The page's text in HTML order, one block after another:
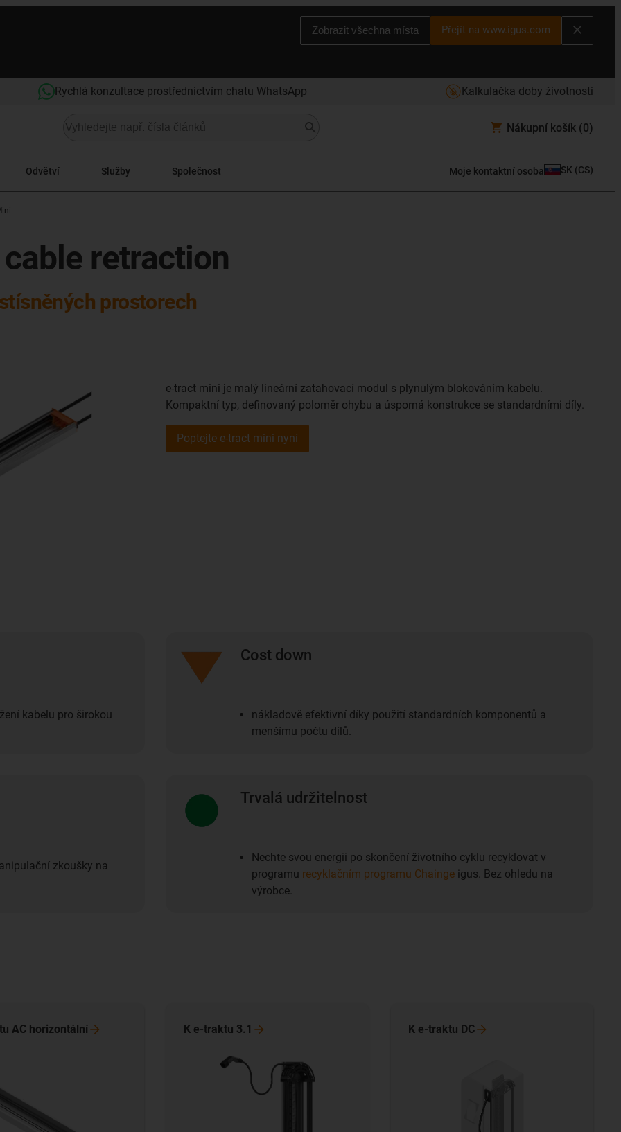
Zobrazit všechna místa Přejít na www.igus.com
Rychlá konzultace prostřednictvím chatu WhatsApp Kalkulačka doby životnosti
Nákupní košík (0)
Odvětví Služby Společnost Moje kontaktní osoba SK (CS)
retraction
prostorech
e-tract mini je malý lineární zatahovací modul s plynulým blokováním kabelu.
Kompaktní typ, definovaný poloměr ohybu a úsporná konstrukce se standardními díly.
Poptejte e-tract mini nyní
kabelu pro širokou
Cost down
nákladově efektivní díky použití standardních komponentů a
menšímu počtu dílů.
zkoušky na
Trvalá udržitelnost
Nechte svou energii po skončení životního cyklu recyklovat v
programu recyklačním programu Chainge igus. Bez ohledu na
výrobce.
AC horizontální K e-traktu 3.1 K e-traktu DC